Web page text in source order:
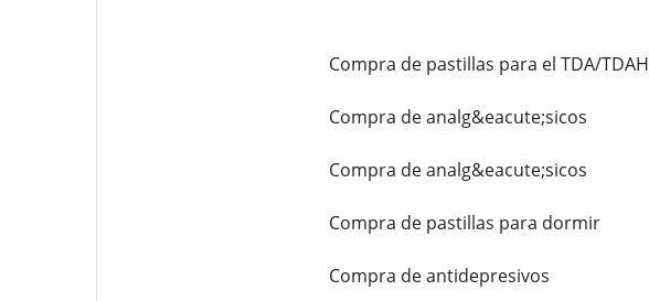
Compra de pastillas para el TDA/TDAH
Compra de analg&eacute;sicos
Compra de analg&eacute;sicos
Compra de pastillas para dormir
Compra de antidepresivos